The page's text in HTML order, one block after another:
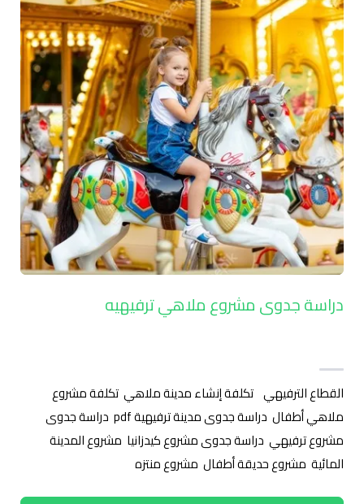
دراسة جدوى مشروع ملاهي ترفيهيه
القطاع الترفيهي تكلفة إنشاء مدينة ملاهي تكلفة مشروع
ملاهي أطفال دراسة جدوى مدينة ترفيهية pdf
دراسة جدوى
مشروع ترفيهي دراسة جدوى مشروع كيدزانيا مشروع المدينة
المائية مشروع حديقة أطفال مشروع منتزه